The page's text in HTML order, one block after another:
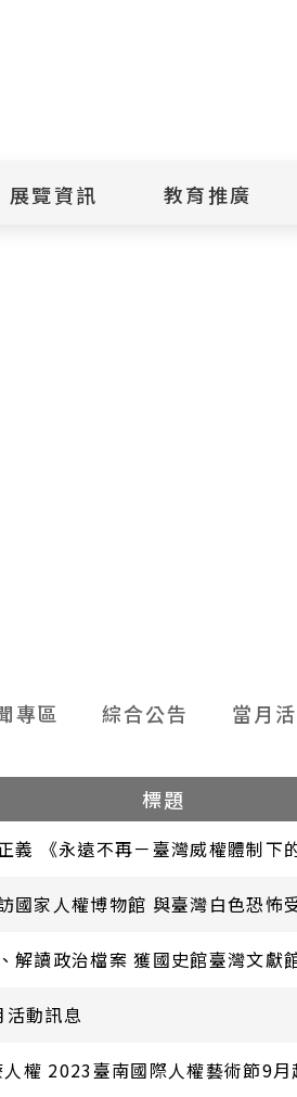
展覽資訊 教育推廣
專區 綜合公告 當月
標題
義 《永遠不再－臺灣威權體制下
國家人權博物館 與臺灣白色恐怖
解讀政治檔案 獲國史館臺灣文獻
動訊息
權 2023臺南國際人權藝術節9月